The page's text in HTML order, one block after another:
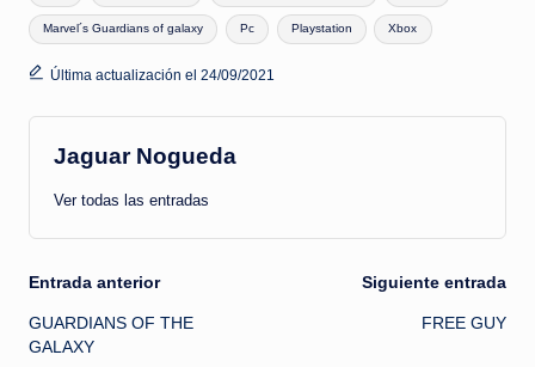
Marvel´s Guardians of galaxy Pc Playstation Xbox
Última actualización el 24/09/2021
Jaguar Nogueda
Ver todas las entradas
Navegación
de
Entrada anterior
GUARDIANS OF THE
GALAXY
Siguiente entrada
FREE GUY